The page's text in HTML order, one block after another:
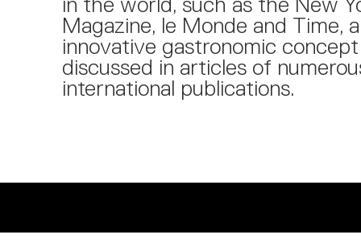
Magazine, le Monde and Time,
innovative gastronomic
discussed in articles of
international publications.